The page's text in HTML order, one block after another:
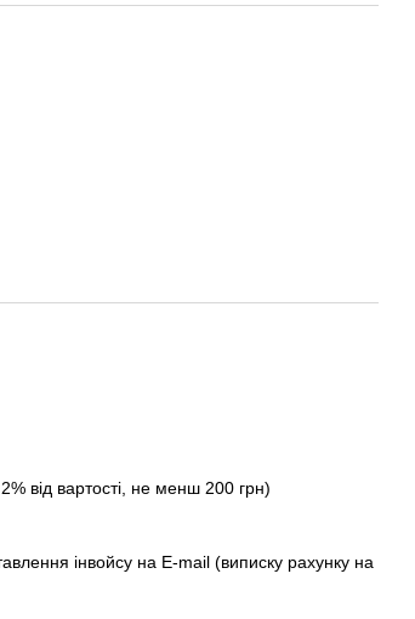
від вартості, не менш 200 грн)
інвойсу на E-mail (виписку рахунку на